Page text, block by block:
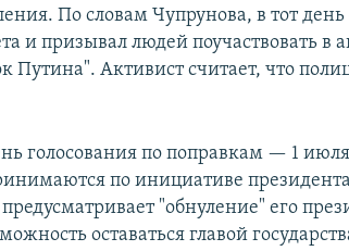
По словам Чупрунова, в тот день
и призывал людей поучаствовать в
Путина". Активист считает, что
голосования по поправкам — 1
по инициативе
"обнуление" его
оставаться главой